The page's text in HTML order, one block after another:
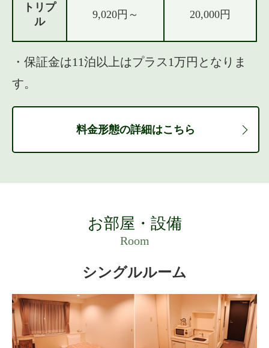
トリプ
ル
9,020円～ 20,000円
・保証金は11泊以上はプラス1万円となりま
す。
料金形態の詳細はこちら
お部屋・設備
Room
シングルルーム